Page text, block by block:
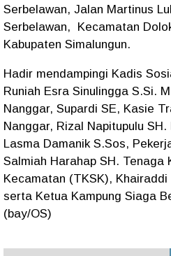
Serbelawan, Jalan Martinus
Serbelawan, Kecamatan
Kabupaten Simalungun.
Hadir mendampingi Kadis
Runiah Esra Sinulingga S.Si.
Nanggar, Supardi SE, Kasie
Nanggar, Rizal Napitupulu SH.
Lasma Damanik S.Sos,
Salmiah Harahap SH. Tenaga
Kecamatan (TKSK), Khairaddi
serta Ketua Kampung Siaga
(bay/OS)